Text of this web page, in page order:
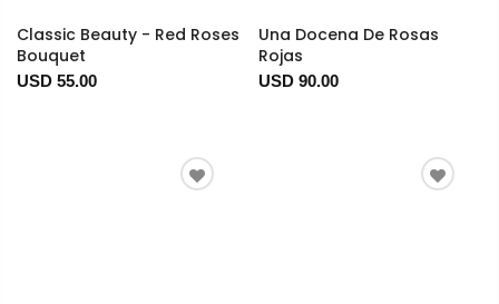
Classic Beauty - Red Roses
Bouquet
USD 55.00
Una Docena De Rosas
Rojas
USD 90.00